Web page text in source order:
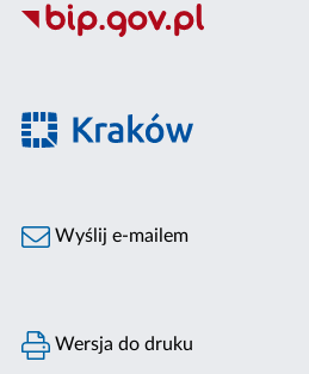
Wyślij e-mailem
Wersja do druku